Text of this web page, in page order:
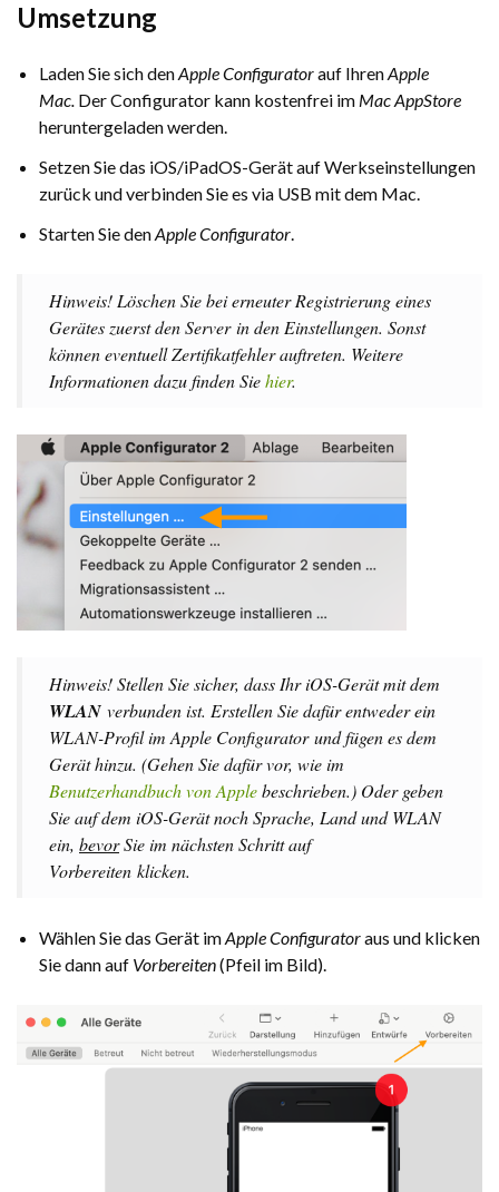
Umsetzung
Laden Sie sich denApple Configuratorauf IhrenApple
Mac. Der Configurator kann kostenfrei im Mac AppStore
heruntergeladen werden.
Setzen Sie das iOS/iPadOS-Gerät auf Werkseinstellungen
zurück und verbinden Sie es via USB mit dem Mac.
Starten Sie denApple Configurator.
Hinweis! Löschen Sie bei erneuter Registrierung eines
Gerätes zuerst denServerin den Einstellungen. Sonst
können eventuell Zertifikatfehler auftreten. Weitere
Informationen dazu finden Siehier.
Hinweis! Stellen Sie sicher, dass Ihr iOS-Gerät mit dem
WLAN verbunden ist. Erstellen Sie dafür entweder ein
WLAN-Profil im Apple Configuratorund fügen es dem
Gerät hinzu. (Gehen Sie dafür vor, wie im
Benutzerhandbuch von Applebeschrieben.) Oder geben
Sie auf dem iOS-Gerät noch Sprache, Land und WLAN
ein, bevorSie im nächsten Schritt auf
Vorbereiten klicken.
Wählen Sie das Gerät imApple Configuratoraus und klicken
Sie dann auf Vorbereiten(Pfeil im Bild).